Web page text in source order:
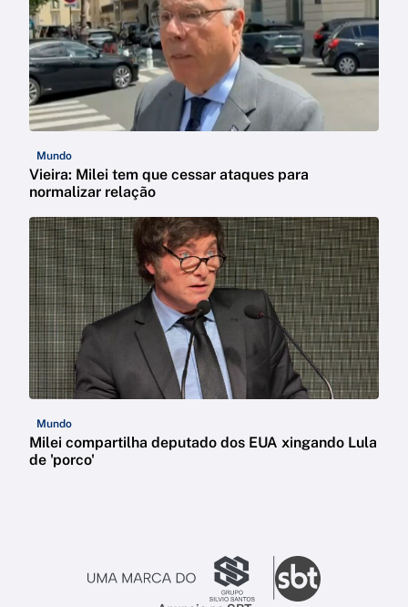
Mundo
Vieira: Milei tem que cessar ataques para
normalizar relação
Mundo
Milei compartilha deputado dos EUA xingando Lula
de 'porco'